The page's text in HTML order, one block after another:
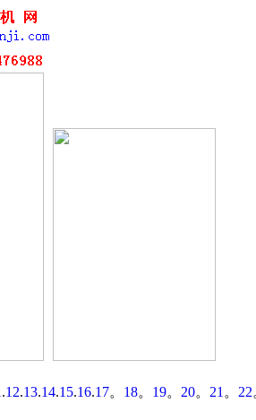
.12.13.14.15.16.17。 18。 19。 20。 21 。 22